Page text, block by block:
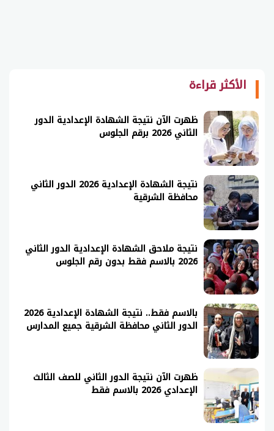
الأكثر قراءة
ظهرت الآن نتيجة الشهادة الإعدادية الدور
الثاني 2026 برقم الجلوس
نتيجة الشهادة الإعدادية 2026 الدور الثاني
محافظة الشرقية
نتيجة ملاحق الشهادة الإعدادية الدور الثاني
2026 بالاسم فقط بدون رقم الجلوس
بالاسم فقط.. نتيجة الشهادة الإعدادية 2026
الدور الثاني محافظة الشرقية جميع المدارس
ظهرت الآن نتيجة الدور الثاني للصف الثالث
الإعدادي 2026 بالاسم فقط